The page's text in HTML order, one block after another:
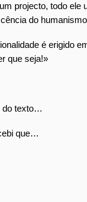
projecto, todo ele
do
é erigido
que seja!»
do texto…
que…